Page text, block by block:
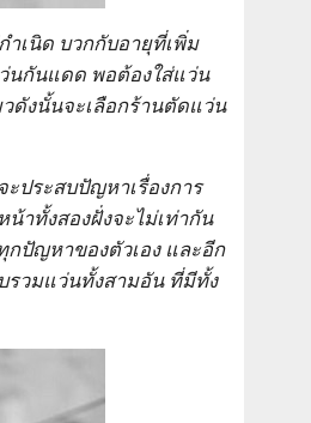
เนิด บวกกับอายุที่เพิ่ม
นกันแดด พอต้องใส่แว่น
ดังนั้นจะเลือกร้านตัดแว่น
ประสบปัญหาเรื่องการ
าทั้งสองฝั่งจะไม่เท่ากัน
ปัญหาของตัวเอง และอีก
รวมแว่นทั้งสามอัน ที่มีทั้ง